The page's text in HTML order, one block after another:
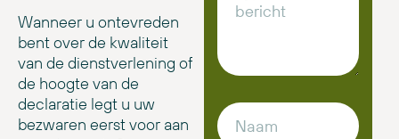
Wanneer u ontevreden
bent over de kwaliteit
van de dienstverlening of
de hoogte van de
declaratie legt u uw
bezwaren eerst voor aan